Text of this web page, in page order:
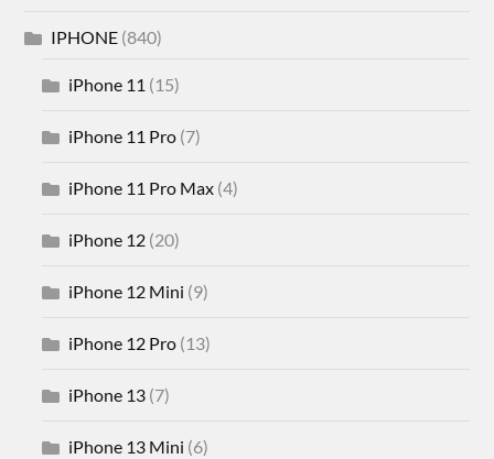
IPHONE (840)
iPhone 11 (15)
iPhone 11 Pro (7)
iPhone 11 Pro Max (4)
iPhone 12 (20)
iPhone 12 Mini (9)
iPhone 12 Pro (13)
iPhone 13 (7)
iPhone 13 Mini (6)